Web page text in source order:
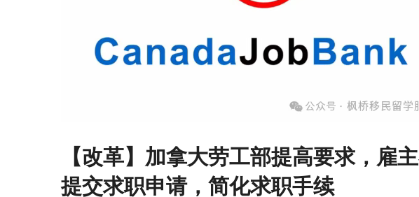
【改革】加拿大劳工部提高要求，
提交求职申请，简化求职手续